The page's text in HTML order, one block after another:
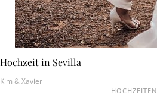
Hochzeit in Sevilla
Kim & Xavier
HOCHZEITEN